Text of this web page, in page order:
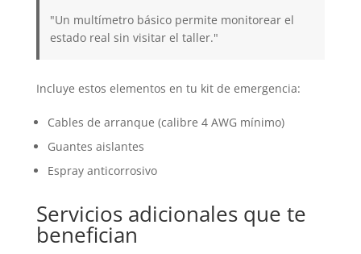
"Un multímetro básico permite monitorear el
estado real sin visitar el taller."
Incluye estos elementos en tu kit de emergencia:
Cables de arranque (calibre 4 AWG mínimo)
Guantes aislantes
Espray anticorrosivo
Servicios adicionales que te
benefician